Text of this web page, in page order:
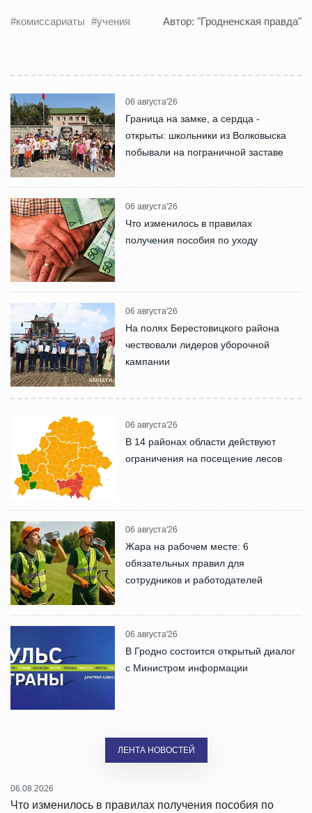
#комиссариаты #учения Автор: "Гродненская правда"
06 августа'26
Граница на замке, а сердца -
открыты: школьники из Волковыска
побывали на пограничной заставе
06 августа'26
Что изменилось в правилах
получения пособия по уходу
06 августа'26
На полях Берестовицкого района
чествовали лидеров уборочной
кампании
06 августа'26
В 14 районах области действуют
ограничения на посещение лесов
06 августа'26
Жара на рабочем месте: 6
обязательных правил для
сотрудников и работодателей
06 августа'26
В Гродно состоится открытый диалог
с Министром информации
ЛЕНТА НОВОСТЕЙ
06.08.2026
Что изменилось в правилах получения пособия по